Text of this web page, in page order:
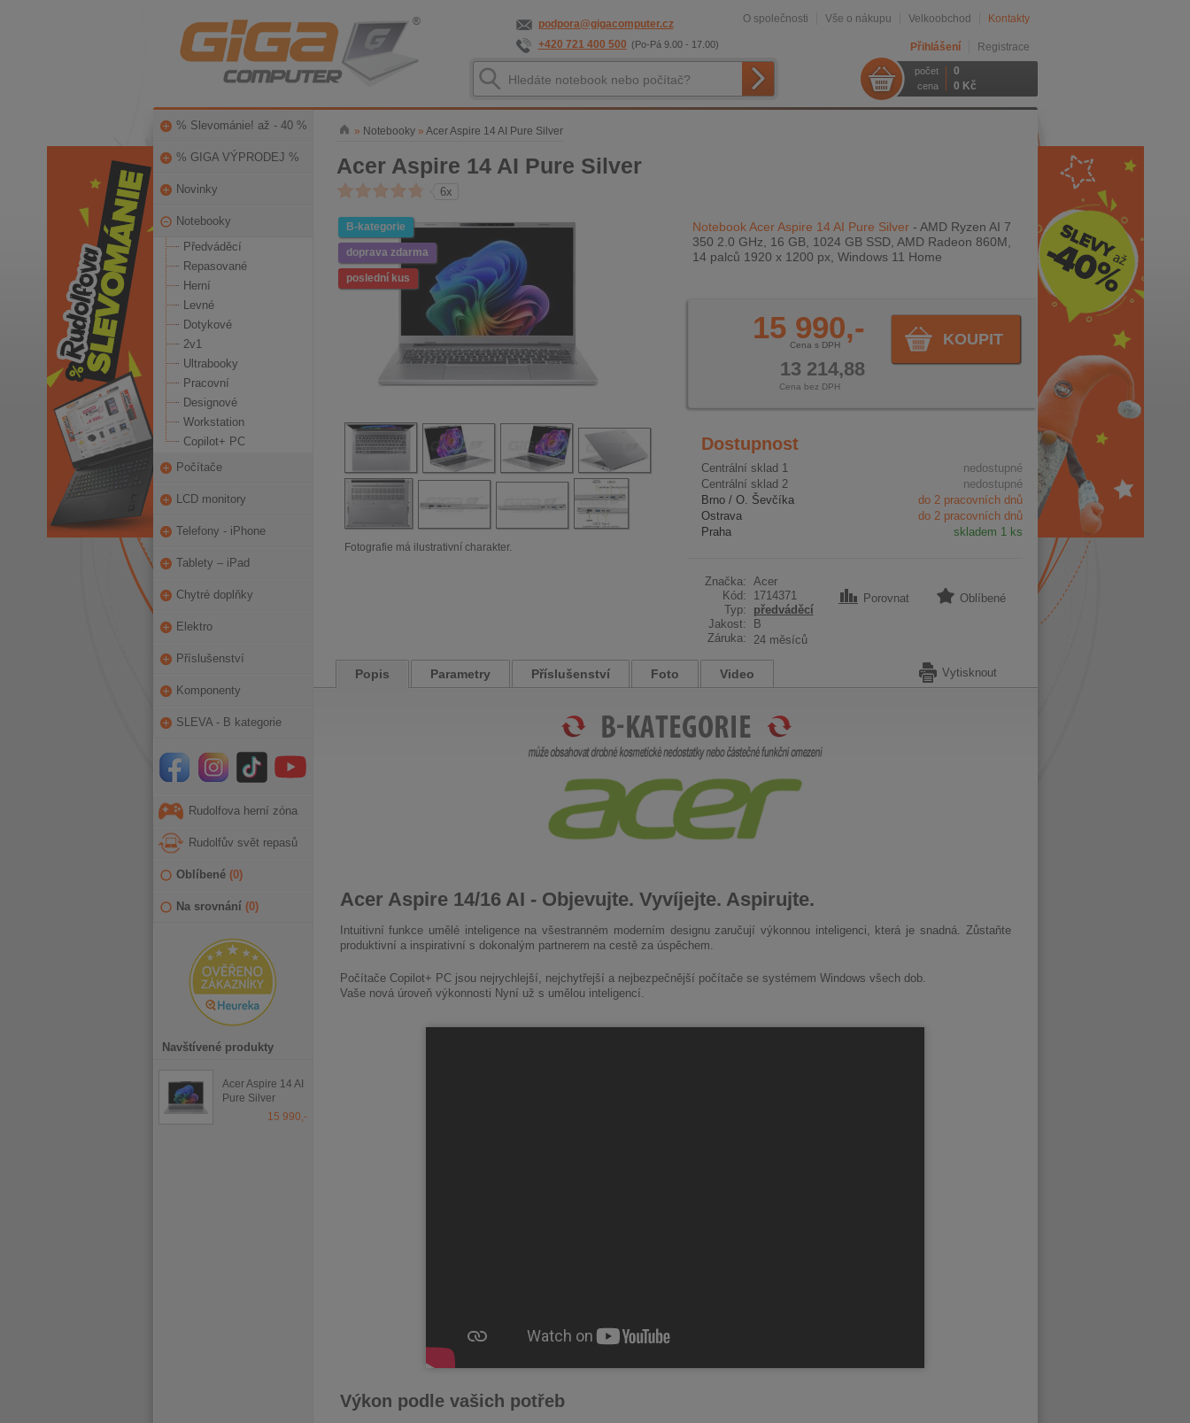
podpora@gigacomputer.cz
+420 721 400 500 (Po-Pá 9.00 - 17.00)
O společnosti Vše o nákupu Velkoobchod Kontakty
Přihlášení Registrace
počet 0
cena 0 Kč
% Slevománie! až - 40 %
% GIGA VÝPRODEJ %
Novinky
Notebooky
Předváděcí
Repasované
Herní
Levné
Dotykové
2v1
Ultrabooky
Pracovní
Designové
Workstation
Copilot+ PC
Počítače
LCD monitory
Telefony - iPhone
Tablety – iPad
Chytré doplňky
Elektro
Příslušenství
Komponenty
SLEVA - B kategorie
Rudolfova herní zóna
Rudolfův svět repasů
Oblíbené (0)
Na srovnání (0)
Navštívené produkty
Acer Aspire 14 AI
Pure Silver
15 990,-
» Notebooky» Acer Aspire 14 AI Pure Silver
Acer Aspire 14 AI Pure Silver
6x
Notebook Acer Aspire 14 AI Pure Silver- AMD Ryzen AI 7
350 2.0 GHz, 16 GB, 1024 GB SSD, AMD Radeon 860M,
14 palců 1920 x 1200 px, Windows 11 Home
KOUPIT
15 990,-
Cena s DPH
13 214,88
Cena bez DPH
Dostupnost
Centrální sklad 1
nedostupné
Centrální sklad 2
nedostupné
Brno / O. Ševčíka
do 2 pracovních dnů
Ostrava
do 2 pracovních dnů
Praha
skladem 1 ks
Značka: Acer
Kód:
1714371
Typ:
předváděcí
Jakost:
B
Záruka:
24 měsíců
Porovnat Oblíbené
B-kategorie
doprava zdarma
poslední kus
Fotografie má ilustrativní charakter.
Popis Parametry Příslušenství Foto Video Vytisknout
Acer Aspire 14/16 AI - Objevujte. Vyvíjejte. Aspirujte.
Intuitivní funkce umělé inteligence na všestranném moderním designu zaručují výkonnou inteligenci, která je snadná. Zůstaňte
produktivní a inspirativní s dokonalým partnerem na cestě za úspěchem.
Počítače Copilot+ PC jsou nejrychlejší, nejchytřejší a nejbezpečnější počítače se systémem Windows všech dob.
Vaše nová úroveň výkonnosti Nyní už s umělou inteligencí.
Výkon podle vašich potřeb